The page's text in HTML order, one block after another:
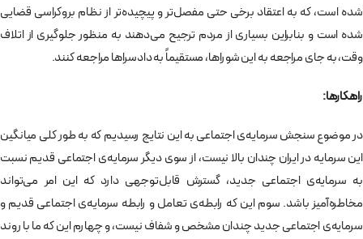
شده است، كه به اعتقاد برخی حتی مفصل‌تر و پيچيده‌تر از نظام بروكراسی قضايی
شده‌ است و بنابراين بسياری از مردم ترجيح می‌دهند به منظور جلوگيری از اتلاف
وقت، به جای مراجعه به اين شوراها، مستقيماً به دادسراها مراجعه كنند.
راهكارها:
در موضوع سنجش سرمايه‌ی اجتماعی به اين نتايج رسيديم كه به طور كلی ميانگين
اين سرمايه در ايران چندان بالا نيست، از سوی ديگر سرمايه‌ی اجتماعی قديم نسبت
به سرمايه‌ی اجتماعی جديد، گسترش قابل‌توجهی دارد كه اين امر می‌تواند
مخاطره‌آميز باشد. سوم اين كه رابطه‌ی تعامل و رابطه سرمايه‌ی اجتماعی قديم و
سرمايه‌ی اجتماعی جديد چندان مشخص و شفاف نيست، و چهارم اين كه ما با روند